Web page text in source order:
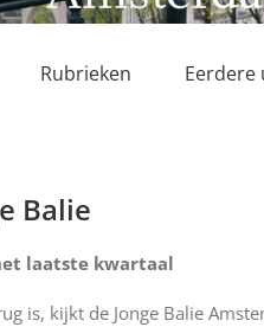
Rubrieken Eerdere
Balie
laatste kwartaal
is, kijkt de Jonge Balie